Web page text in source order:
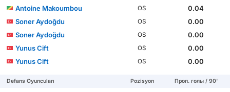
Antoine Makoumbou
OS
0.04
Soner Aydoğdu
OS
0.00
Soner Aydoğdu
OS
0.00
Yunus Cift
OS
0.00
Yunus Cift
OS 0.00
Defans Oyuncuları Pozisyon Проп. голы / 90'